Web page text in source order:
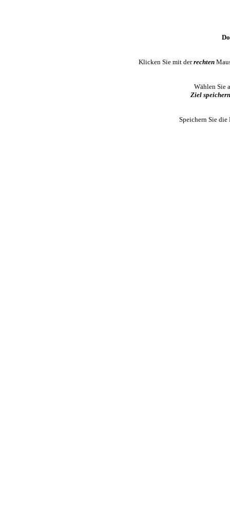
Klicken Sie mit derrechten
Wählen Sie
Ziel
Speichern Sie die